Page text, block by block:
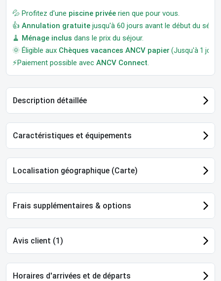
💦 Profitez d'une piscine privée rien que pour vous.
👍 Annulation gratuite jusqu'à 60 jours avant le début du
🧹 Ménage inclus dans le prix du séjour.
🌞 Éligible aux Chèques vacances ANCV papier (Jusqu'à 1 jour
⚡Paiement possible avec ANCV Connect
Description détaillée
Caractéristiques et équipements
Localisation géographique (Carte)
Frais supplémentaires & options
Avis client (1)
Horaires d'arrivées et de départs